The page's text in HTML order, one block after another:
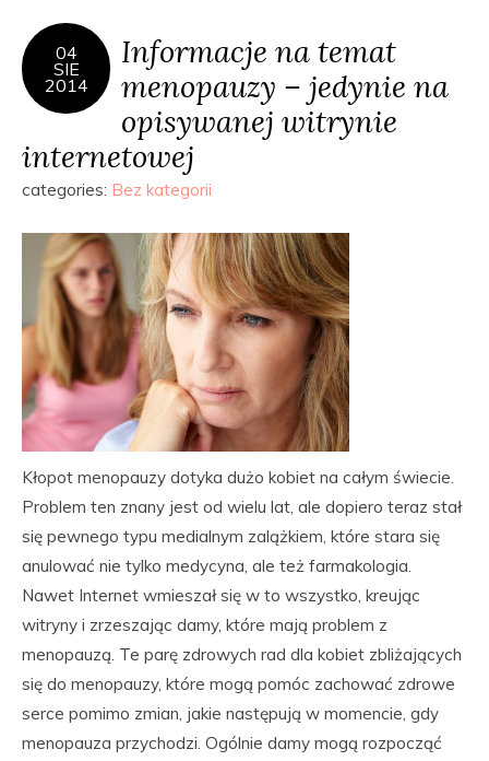
04
SIE
2014
Informacje na temat
menopauzy – jedynie na
opisywanej witrynie
internetowej
categories: Bez kategorii
Kłopot menopauzy dotyka dużo kobiet na całym świecie.
Problem ten znany jest od wielu lat, ale dopiero teraz stał
się pewnego typu medialnym zalążkiem, które stara się
anulować nie tylko medycyna, ale też farmakologia.
Nawet Internet wmieszał się w to wszystko, kreując
witryny i zrzeszając damy, które mają problem z
menopauzą. Te parę zdrowych rad dla kobiet zbliżających
się do menopauzy, które mogą pomóc zachować zdrowe
serce pomimo zmian, jakie następują w momencie, gdy
menopauza przychodzi. Ogólnie damy mogą rozpocząć